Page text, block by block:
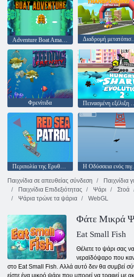
Διαδρομή
Φρενίτιδα Πεινασμένη
Περιπολία της Ερυθράς Η
Παιχνίδια σε απευθείας σύνδεση
Παιχνίδια
Παιχνίδια Επιδεξιότητας
Ψάρι Στοά
Ψάρια τρώνε τα ψάρια
WebGL
Φάτε Μικρά
Eat Small Fish
Θέλετε το ψάρι σας
νεραϊδόψαρο που
στο Eat Small Fish. Αλλά αυτό δεν θα συμβεί